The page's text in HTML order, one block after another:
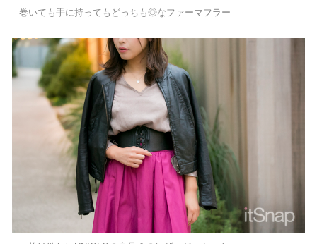
巻いても手に持ってもどっちも◎なファーマフラー